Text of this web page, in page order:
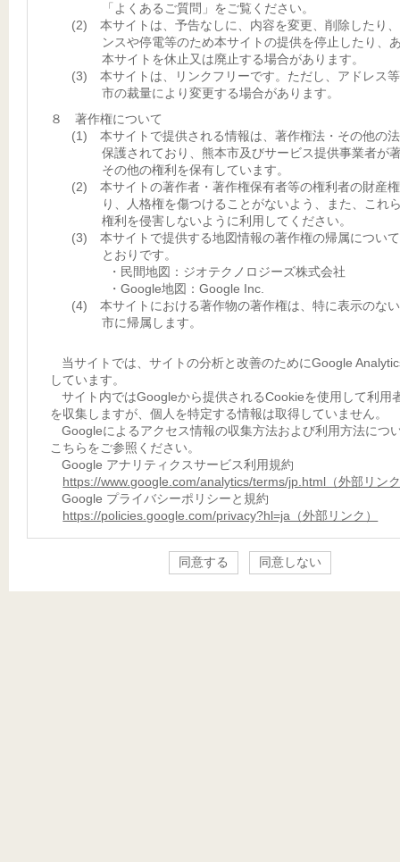
「よくあるご質問」をご覧ください。
(2) 本サイトは、予告なしに、内容を変更、削除したり
ンスや停電等のため本サイトの提供を停止したり、
本サイトを休止又は廃止する場合があります。
(3) 本サイトは、リンクフリーです。ただし、アドレス
市の裁量により変更する場合があります。
８ 著作権について
(1) 本サイトで提供される情報は、著作権法・その他の
保護されており、熊本市及びサービス提供事業者が
その他の権利を保有しています。
(2) 本サイトの著作者・著作権保有者等の権利者の財産
り、人格権を傷つけることがないよう、また、これ
権利を侵害しないように利用してください。
(3) 本サイトで提供する地図情報の著作権の帰属につい
とおりです。
・民間地図：ジオテクノロジーズ株式会社
・Google地図：Google Inc.
(4) 本サイトにおける著作物の著作権は、特に表示のな
市に帰属します。
当サイトでは、サイトの分析と改善のためにGoogle
しています。
サイト内ではGoogleから提供されるCookieを使用して利用
を収集しますが、個人を特定する情報は取得していません。
Googleによるアクセス情報の収集方法および利用方法につ
こちらをご参照ください。
Google アナリティクスサービス利用規約
https://www.google.com/analytics/terms/jp.html（外部リン
Google プライバシーポリシーと規約
https://policies.google.com/privacy?hl=ja（外部リンク）
同意する 同意しない